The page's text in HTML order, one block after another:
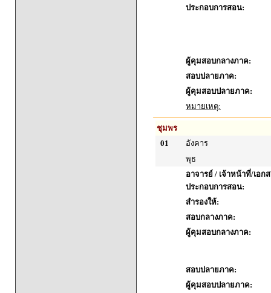
ประกอบการสอน:
ผู้คุมสอบกลางภาค:
สอบปลายภาค:
ผู้คุมสอบปลายภาค:
หมายเหตุ:
ชุมพร
01
อังคาร
พุธ
อาจารย์ / เจ้าหน้าที่/เอก
ประกอบการสอน:
สำรองให้:
สอบกลางภาค:
ผู้คุมสอบกลางภาค:
สอบปลายภาค:
ผู้คุมสอบปลายภาค: